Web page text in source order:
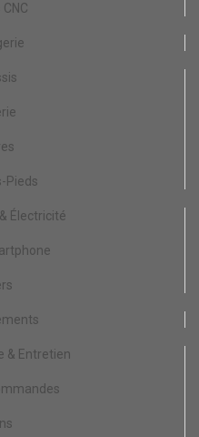
Pieds
Électricité
& Entretien